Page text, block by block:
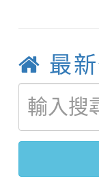
畫
劇
表
轉
敬
【
學
結
【
學
最